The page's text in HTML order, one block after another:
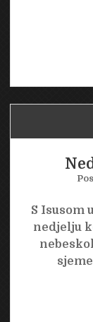
S Isusom
nedjelju